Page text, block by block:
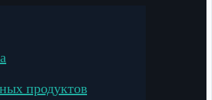
продуктов